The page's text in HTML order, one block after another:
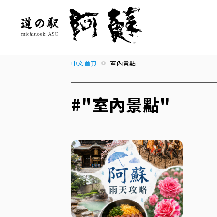
中文首頁 室內景點
#"室內景點"